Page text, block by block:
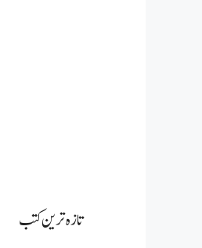
تازہ ترین کتب